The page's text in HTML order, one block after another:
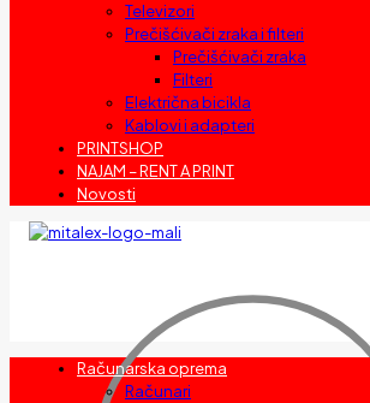
Televizori
Prečišćivači zraka i filteri
Prečišćivači zraka
Filteri
Električna bicikla
Kablovi i adapteri
PRINTSHOP
NAJAM – RENT A PRINT
Novosti
Računarska oprema
Računari